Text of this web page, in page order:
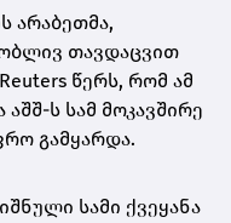
არაბეთმა,
თავდაცვით
წერს, რომ ამ
ს სამ მოკავშირე
გამყარდა.
სამი ქვეყანა